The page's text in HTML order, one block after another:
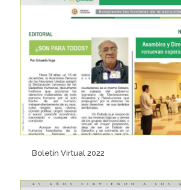
Boletín Virtual 2022